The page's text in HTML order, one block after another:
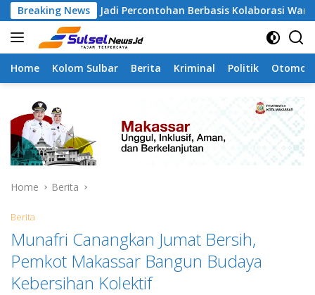
Skip
to
content
Breaking News
Jadi Percontohan Berbasis Kolaborasi Warga Pilah
Home Kolom Sulbar Berita Kriminal Politik
Home Berita
Berita
Munafri Canangkan Jumat Bersih,
Pemkot Makassar Bangun Budaya
Kebersihan Kolektif